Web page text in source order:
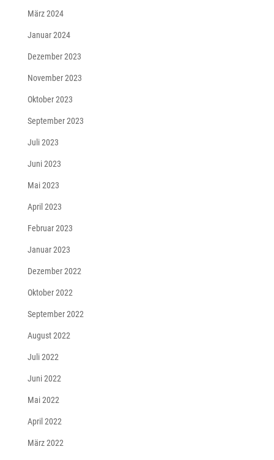
März 2024
Januar 2024
Dezember 2023
November 2023
Oktober 2023
September 2023
Juli 2023
Juni 2023
Mai 2023
April 2023
Februar 2023
Januar 2023
Dezember 2022
Oktober 2022
September 2022
August 2022
Juli 2022
Juni 2022
Mai 2022
April 2022
März 2022